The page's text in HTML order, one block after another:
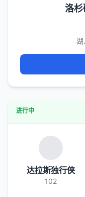
洛
湖
进行中
达拉斯独行侠
102